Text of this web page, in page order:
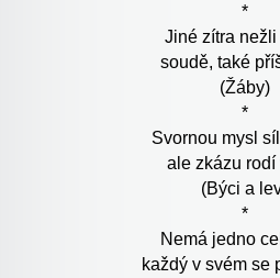
*
Jiné zítra nežli
soudě, také
(Žáby)
*
Svornou mysl
ale zkázu rodí
(Býci a
*
Nemá jedno
každý v svém se